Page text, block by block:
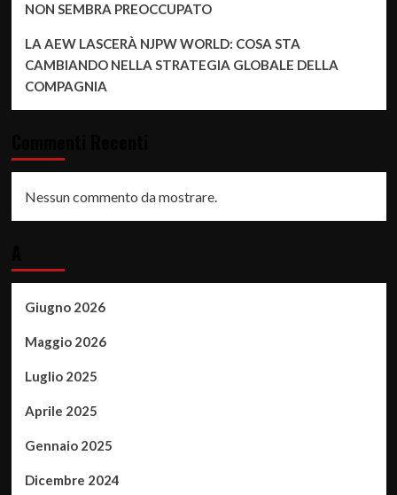
NON SEMBRA PREOCCUPATO
LA AEW LASCERÀ NJPW WORLD: COSA STA
CAMBIANDO NELLA STRATEGIA GLOBALE DELLA
COMPAGNIA
Nessun commento da mostrare.
Giugno 2026
Maggio 2026
Luglio 2025
Aprile 2025
Gennaio 2025
Dicembre 2024